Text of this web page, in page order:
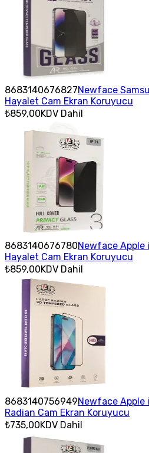
8683140676827Newface
Hayalet Cam Ekran Koruyucu
₺859,00KDV Dahil
8683140676780Newface Apple
Hayalet Cam Ekran Koruyucu
₺859,00KDV Dahil
8683140756949Newface Apple
Radian Cam Ekran Koruyucu
₺735,00KDV Dahil